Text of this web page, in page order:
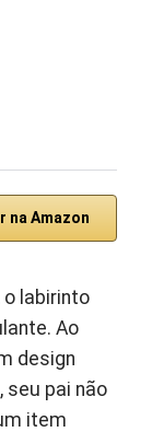
na Amazon
labirinto
Ao
design
seu pai não
item